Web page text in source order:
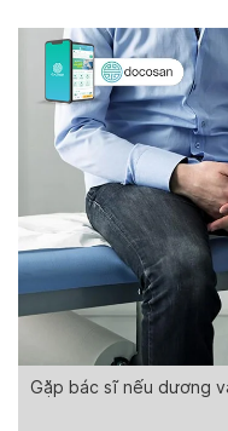
Gặp bác sĩ nếu dương